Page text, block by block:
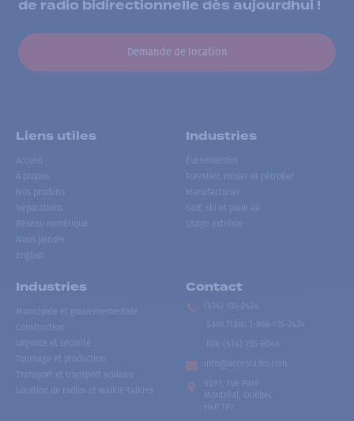
de radio bidirectionnelle dès aujourdhui !
Demande de location
Liens utiles
Accueil
À propos
Nos produits
Réparations
Réseau numérique
Nous joindre
English
Industries
Événementiel
Forestier, minier et pétrolier
Manufacturier
Golf, ski et plein air
Usage extrême
Industries
Municipale et gouvernementale
Construction
Urgence et sécurité
Tournage et production
Transport et transport scolaire
Location de radios et walkie-talkies
Contact
(514) 735-2424
Sans frais
1-866-735-2424
Fax:
(514) 735-8046
info@accesradio.com
5591, rue Paré
Montréal, Québec
H4P 1P7